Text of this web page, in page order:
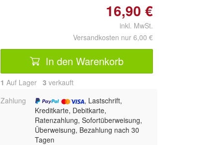
16,90 €
inkl. MwSt.
Versandkosten nur 6,00 €
In den Warenkorb
1 Auf Lager 3 verkauft
Zahlung
, Lastschrift,
Kreditkarte, Debitkarte,
Ratenzahlung, Sofortüberweisung,
Überweisung, Bezahlung nach 30
Tagen